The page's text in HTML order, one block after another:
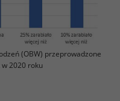
(OBW) przeprowadzone
2020 roku